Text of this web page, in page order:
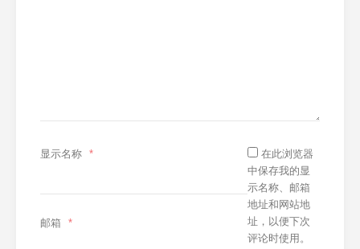
显示名称 *
邮箱 *
在此浏览器
中保存我的显
示名称、邮箱
地址和网站地
址，以便下次
评论时使用。